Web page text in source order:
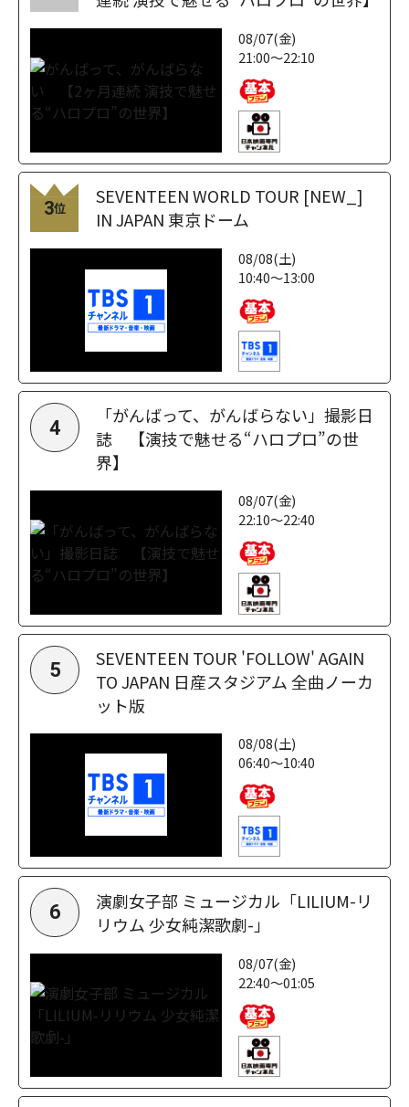
08/07(金)
21:00～22:10
3位
SEVENTEEN WORLD TOUR [NEW_]
IN JAPAN 東京ドーム
08/08(土)
10:40～13:00
4
「がんばって、がんばらない」撮影日
誌 【演技で魅せる“ハロプロ”の世
界】
08/07(金)
22:10～22:40
5
SEVENTEEN TOUR 'FOLLOW' AGAIN
TO JAPAN 日産スタジアム 全曲ノーカ
ット版
08/08(土)
06:40～10:40
6
演劇女子部 ミュージカル「LILIUM-リ
リウム 少女純潔歌劇-」
08/07(金)
22:40～01:05